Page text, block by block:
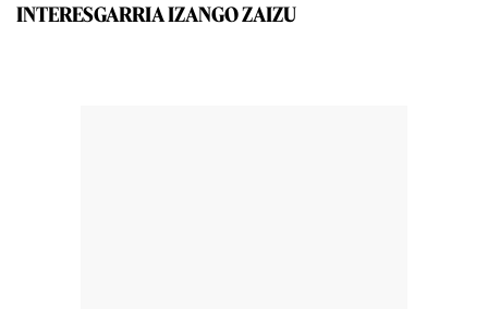
INTERESGARRIA IZANGO ZAIZU